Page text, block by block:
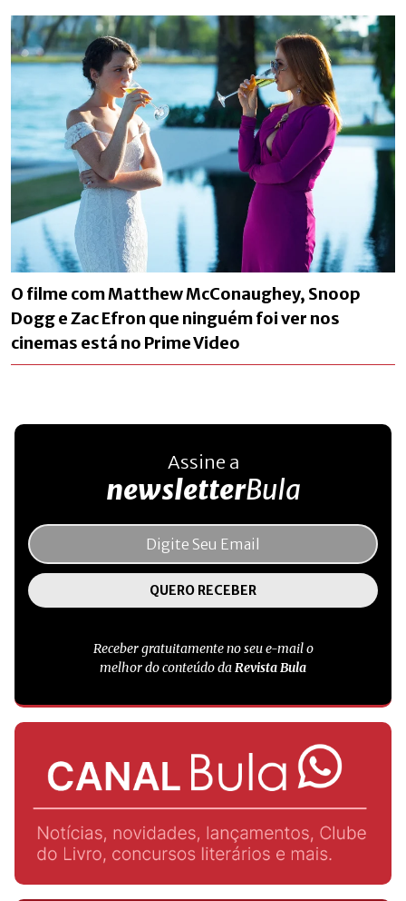
O filme com Matthew McConaughey, Snoop
Dogg e Zac Efron que ninguém foi ver nos
cinemas está no Prime Video
Assine a
newsletterBula
Receber gratuitamente no seu e-mail o
melhor do conteúdo daRevista Bula